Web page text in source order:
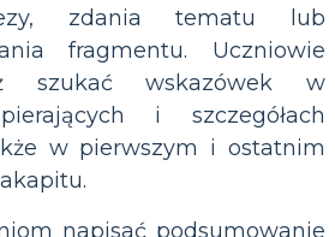
zdania tematu lub
fragmentu. Uczniowie
szukać wskazówek w
i szczegółach
w pierwszym i ostatnim
napisać podsumowanie